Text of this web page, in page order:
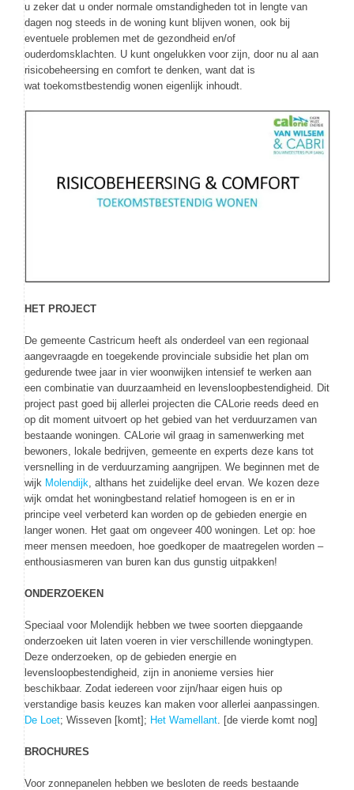
u zeker dat u onder normale omstandigheden tot in lengte van
dagen nog steeds in de woning kunt blijven wonen, ook bij
eventuele problemen met de gezondheid en/of
ouderdomsklachten. U kunt ongelukken voor zijn, door nu al aan
risicobeheersing en comfort te denken, want dat is
wat toekomstbestendig wonen eigenlijk inhoudt.
HET PROJECT
De gemeente Castricum heeft als onderdeel van een regionaal
aangevraagde en toegekende provinciale subsidie het plan om
gedurende twee jaar in vier woonwijken intensief te werken aan
een combinatie van duurzaamheid en levensloopbestendigheid. Dit
project past goed bij allerlei projecten die CALorie reeds deed en
op dit moment uitvoert op het gebied van het verduurzamen van
bestaande woningen. CALorie wil graag in samenwerking met
bewoners, lokale bedrijven, gemeente en experts deze kans tot
versnelling in de verduurzaming aangrijpen. We beginnen met de
wijk Molendijk , althans het zuidelijke deel ervan. We kozen deze
wijk omdat het woningbestand relatief homogeen is en er in
principe veel verbeterd kan worden op de gebieden energie en
langer wonen. Het gaat om ongeveer 400 woningen. Let op: hoe
meer mensen meedoen, hoe goedkoper de maatregelen worden –
enthousiasmeren van buren kan dus gunstig uitpakken!
ONDERZOEKEN
Speciaal voor Molendijk hebben we twee soorten diepgaande
onderzoeken uit laten voeren in vier verschillende woningtypen.
Deze onderzoeken, op de gebieden energie en
levensloopbestendigheid, zijn in anonieme versies hier
beschikbaar. Zodat iedereen voor zijn/haar eigen huis op
verstandige basis keuzes kan maken voor allerlei aanpassingen.
De Loet; Wisseven [komt]; Het Wamellant . [de vierde komt nog]
BROCHURES
Voor zonnepanelen hebben we besloten de reeds bestaande